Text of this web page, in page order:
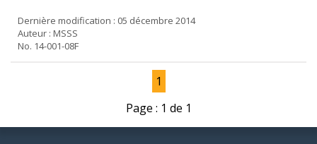
Dernière modification : 05 décembre 2014
Auteur : MSSS
No. 14-001-08F
1
Page : 1 de 1